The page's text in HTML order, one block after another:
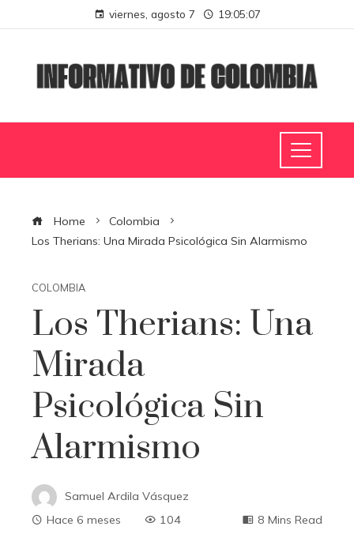
viernes, agosto 7 19:05:08
Home
Colombia
Los Therians: Una Mirada Psicológica Sin Alarmismo
COLOMBIA
Los Therians: Una
Mirada
Psicológica Sin
Alarmismo
Samuel Ardila Vásquez
Hace 6 meses
104 8 Mins Read